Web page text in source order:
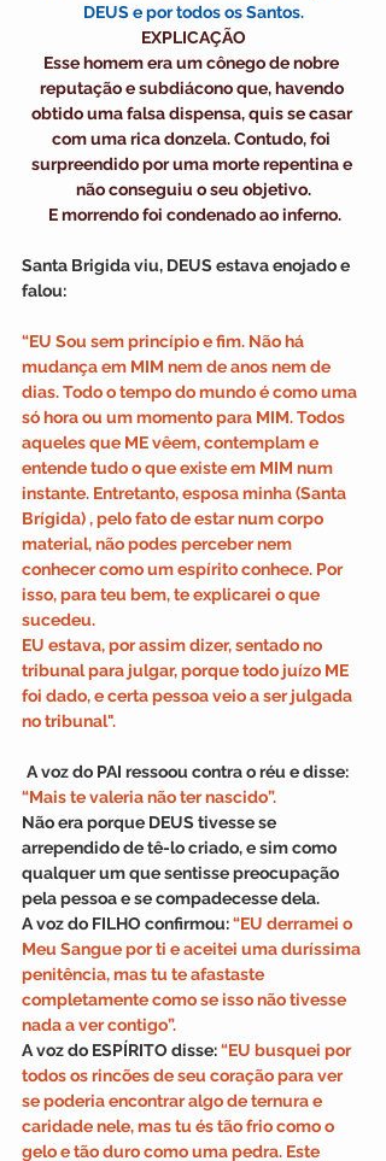
DEUS e por todos os Santos.
EXPLICAÇÃO
Esse homem era um cônego de nobre
reputação e subdiácono que, havendo
obtido uma falsa dispensa, quis se casar
com uma rica donzela. Contudo, foi
surpreendido por uma morte repentina e
não conseguiu o seu objetivo.
E morrendo foi condenado ao inferno.
Santa Brigida viu, DEUS estava enojado e
falou:
“EU Sou sem princípio e fim. Não há
mudança em MIM nem de anos nem de
dias. Todo o tempo do mundo é como uma
só hora ou um momento para MIM. Todos
aqueles que ME vêem, contemplam e
entende tudo o que existe em MIM num
instante. Entretanto, esposa minha (Santa
Brígida) , pelo fato de estar num corpo
material, não podes perceber nem
conhecer como um espírito conhece. Por
isso, para teu bem, te explicarei o que
sucedeu.
EU estava, por assim dizer, sentado no
tribunal para julgar, porque todo juízo ME
foi dado, e certa pessoa veio a ser julgada
no tribunal".
A voz do PAI ressoou contra o réu e disse:
“Mais te valeria não ter nascido”.
Não era porque DEUS tivesse se
arrependido de tê-lo criado, e sim como
qualquer um que sentisse preocupação
pela pessoa e se compadecesse dela.
A voz do FILHO confirmou: “EU derramei o
Meu Sangue por ti e aceitei uma duríssima
penitência, mas tu te afastaste
completamente como se isso não tivesse
nada a ver contigo”.
A voz do ESPÍRITO disse: “EU busquei por
todos os rincões de seu coração para ver
se poderia encontrar algo de ternura e
caridade nele, mas tu és tão frio como o
gelo e tão duro como uma pedra. Este